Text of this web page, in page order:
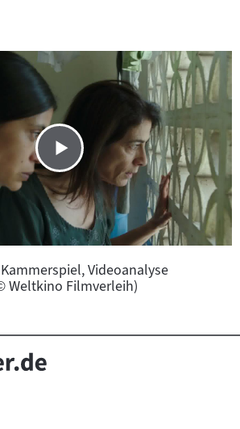
Videoanalyse
Weltkino Filmverleih)